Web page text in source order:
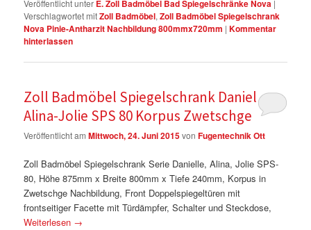
Veröffentlicht unter E. Zoll Badmöbel Bad Spiegelschränke Nova |
Verschlagwortet mitZoll Badmöbel,Zoll Badmöbel Spiegelschrank
Nova Pinie-Antharzit Nachbildung 800mmx720mm |Kommentar
hinterlassen
Zoll Badmöbel Spiegelschrank Danielle-
Alina-Jolie SPS 80 Korpus Zwetschge
Veröffentlicht amMittwoch, 24. Juni 2015vonFugentechnik Ott
Zoll Badmöbel Spiegelschrank Serie Danielle, Alina, Jolie SPS-
80, Höhe 875mm x Breite 800mm x Tiefe 240mm, Korpus in
Zwetschge Nachbildung, Front Doppelspiegeltüren mit
frontseitiger Facette mit Türdämpfer, Schalter und Steckdose,
Weiterlesen →